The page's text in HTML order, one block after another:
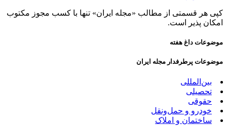
کپی هر قسمتی از مطالب «مجله ایران» تنها با کسب مجوز مکتوب
امکان پذیر است.
موضوعات داغ هفته
موضوعات پرطرفدار مجله ایران
بین‌المللی
تحصیلی
حقوقی
خودرو و حمل‌و‌نقل
ساختمان و املاک